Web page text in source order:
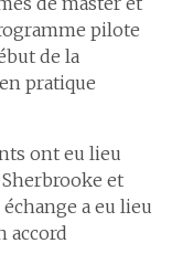
myocarde
cérébral
après une
l’hôpital de
les systèmes
pilote
de la
pratique
ont eu lieu
et
a eu lieu
accord